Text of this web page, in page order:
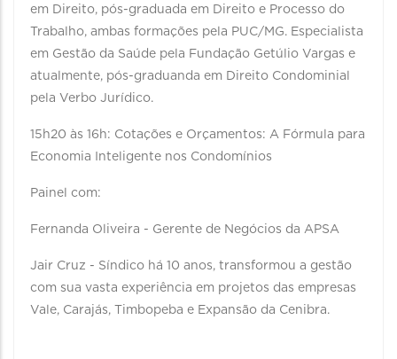
em Direito, pós-graduada em Direito e Processo do
Trabalho, ambas formações pela PUC/MG. Especialista
em Gestão da Saúde pela Fundação Getúlio Vargas e
atualmente, pós-graduanda em Direito Condominial
pela Verbo Jurídico.
15h20 às 16h: Cotações e Orçamentos: A Fórmula para
Economia Inteligente nos Condomínios
Painel com:
Fernanda Oliveira - Gerente de Negócios da APSA
Jair Cruz - Síndico há 10 anos, transformou a gestão
com sua vasta experiência em projetos das empresas
Vale, Carajás, Timbopeba e Expansão da Cenibra.